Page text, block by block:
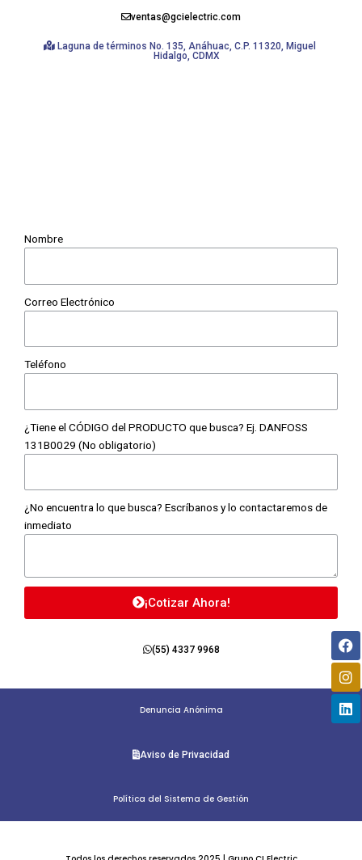
ventas@gcielectric.com
Laguna de términos No. 135, Anáhuac, C.P. 11320, Miguel
Hidalgo, CDMX
Nombre
Correo Electrónico
Teléfono
¿Tiene el CÓDIGO del PRODUCTO que busca? Ej. DANFOSS
131B0029 (No obligatorio)
¿No encuentra lo que busca? Escríbanos y lo contactaremos de
inmediato
¡Cotizar Ahora!
(55) 4337 9968
Denuncia Anónima
Aviso de Privacidad
Política del Sistema de Gestión